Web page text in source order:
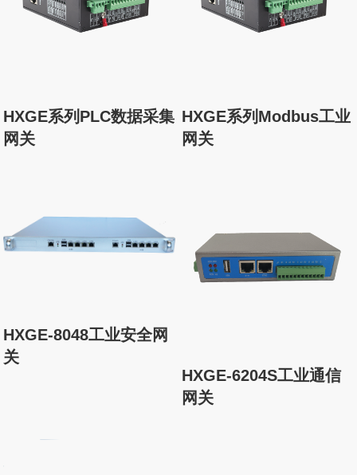
HXGE系列PLC数据采集
网关
HXGE系列Modbus工业
网关
HXGE-8048工业安全网
关
HXGE-6204S工业通信
网关